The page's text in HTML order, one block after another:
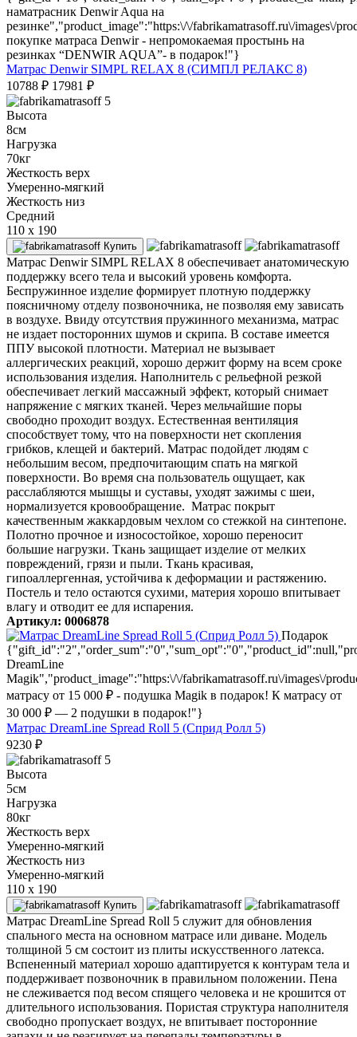
наматрасник Denwir Aqua на
резинке","product_image":"https:\/\/fabrikamatrasoff.ru\/images\/
покупке матраса Denwir - непромокаемая простынь на
резинках “DENWIR AQUA”- в подарок!"}
Матрас Denwir SIMPL RELAX 8 (СИМПЛ РЕЛАКС 8)
10788 ₽ 17981 ₽
5
Высота
8см
Нагрузка
70кг
Жесткость верх
Умеренно-мягкий
Жесткость низ
Средний
110 x 190
Купить
Матрас Denwir SIMPL RELAX 8 обеспечивает анатомическую
поддержку всего тела и высокий уровень комфорта.
Беспружинное изделие формирует плотную поддержку
поясничному отделу позвоночника, не позволяя ему зависать
в воздухе. Ввиду отсутствия пружинного механизма, матрас
не издает посторонних шумов и скрипа. В составе имеется
ППУ высокой плотности. Материал не вызывает
аллергических реакций, хорошо держит форму на всем сроке
использования изделия. Наполнитель с рельефной резкой
обеспечивает легкий массажный эффект, который снимает
напряжение с мягких тканей. Через мельчайшие поры
свободно проходит воздух. Естественная вентиляция
способствует тому, что на поверхности нет скопления
грибков, клещей и бактерий. Матрас подойдет людям с
небольшим весом, предпочитающим спать на мягкой
поверхности. Во время сна пользователь ощущает, как
расслабляются мышцы и суставы, уходят зажимы с шеи,
нормализуется кровообращение. Матрас покрыт
качественным жаккардовым чехлом со стежкой на синтепоне.
Полотно прочное и износостойкое, хорошо переносит
большие нагрузки. Ткань защищает изделие от мелких
повреждений, грязи и пыли. Ткань красивая,
гипоаллергенная, устойчива к деформации и растяжению.
Постель и тело остаются сухими, материя хорошо впитывает
влагу и отводит ее для испарения.
Артикул: 0006878
Подарок
DreamLine
Magik","product_image":"https:\/\/fabrikamatrasoff.ru\/images\/
матрасу от 15 000 ₽ - подушка Magik в подарок! К матрасу от
30 000 ₽ — 2 подушки в подарок!"}
Матрас DreamLine Spread Roll 5 (Сприд Ролл 5)
9230 ₽
5
Высота
5см
Нагрузка
80кг
Жесткость верх
Умеренно-мягкий
Жесткость низ
Умеренно-мягкий
110 x 190
Купить
Матрас DreamLine Spread Roll 5 служит для обновления
спального места на основном матрасе или диване. Модель
толщиной 5 см состоит из плиты искусственного латекса.
Вспененный материал хорошо адаптируется к контурам тела и
поддерживает позвоночник в правильном положении. Пена
не слеживается под весом спящего человека и не крошится от
длительного использования. Пористая структура наполнителя
свободно пропускает воздух, не впитывает посторонние